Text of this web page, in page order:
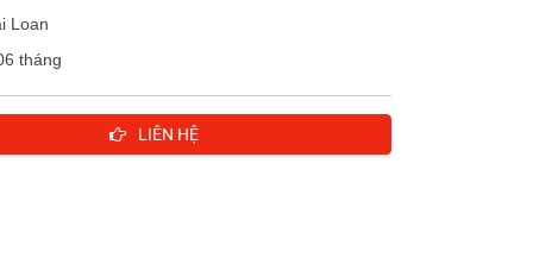
Loan
tháng
LIÊN HỆ